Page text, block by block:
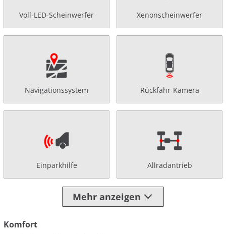
Voll-LED-Scheinwerfer Xenonscheinwerfer
Navigationssystem Rückfahr-Kamera
Einparkhilfe Allradantrieb
Mehr anzeigen
Komfort